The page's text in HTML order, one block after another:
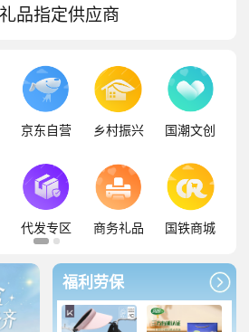
品指定供应商
京东自营 乡村振兴 国潮文创
代发专区 商务礼品 国铁商城
福利劳保